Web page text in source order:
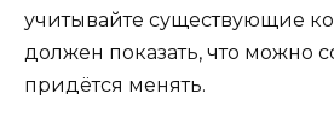
учитывайте существующие
должен показать, что можно
придётся менять.